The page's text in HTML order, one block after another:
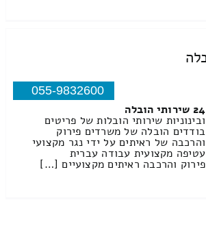
055-9832600
24 שירותי הובלה
ובינוניות שירותי הובלות של פריטים
בודדים הובלה של משרדים פירוק
והרכבה של ראיתים על ידי נגר מקצועי
עטיפה מקצועית עבודה עברית
פירוק והרכבה ראיתים מקצועיים […]